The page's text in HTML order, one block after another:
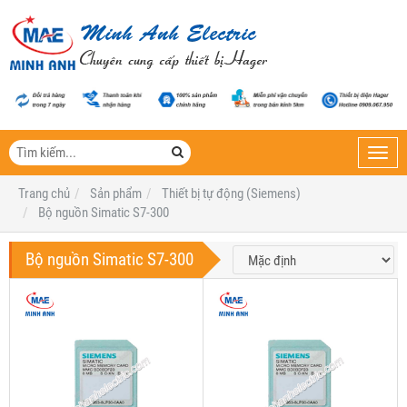
Trang chủ
Sản phẩm
Thiết bị tự động (Siemens)
Bộ nguồn Simatic S7-300
Bộ nguồn Simatic S7-300